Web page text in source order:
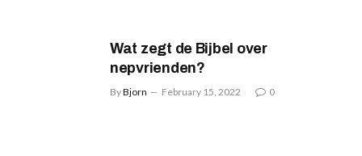
Wat zegt de Bijbel over
nepvrienden?
ByBjorn February 15, 2022 0